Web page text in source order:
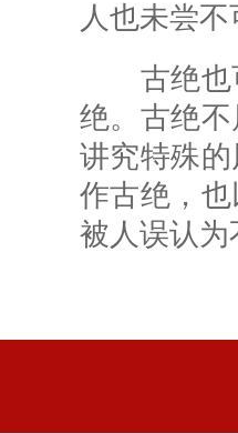
人也未尝不
古绝也可
绝。古绝
讲究特殊
作古绝，
被人误认为